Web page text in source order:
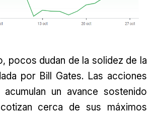
pocos dudan de la solidez de la
por Bill Gates. Las acciones
un avance sostenido
cerca de sus máximos